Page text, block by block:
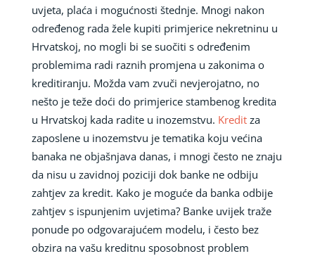
uvjeta, plaća i mogućnosti štednje. Mnogi nakon
određenog rada žele kupiti primjerice nekretninu u
Hrvatskoj, no mogli bi se suočiti s određenim
problemima radi raznih promjena u zakonima o
kreditiranju. Možda vam zvuči nevjerojatno, no
nešto je teže doći do primjerice stambenog kredita
u Hrvatskoj kada radite u inozemstvu. Kreditza
zaposlene u inozemstvu je tematika koju većina
banaka ne objašnjava danas, i mnogi često ne znaju
da nisu u zavidnoj poziciji dok banke ne odbiju
zahtjev za kredit. Kako je moguće da banka odbije
zahtjev s ispunjenim uvjetima? Banke uvijek traže
ponude po odgovarajućem modelu, i često bez
obzira na vašu kreditnu sposobnost problem